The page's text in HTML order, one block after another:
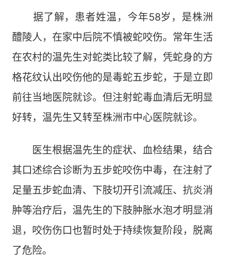
据了解，患者姓温，今年58岁，是株洲
醴陵人，在家中后院不慎被蛇咬伤。常年生活
在农村的温先生对蛇类比较了解，凭蛇身的方
格花纹认出咬伤他的是毒蛇五步蛇，于是立即
前往当地医院就诊。但注射蛇毒血清后无明显
好转，温先生又转至株洲市中心医院就诊。
医生根据温先生的症状、血检结果，结合
其口述综合诊断为五步蛇咬伤中毒，在注射了
足量五步蛇血清、下肢切开引流减压、抗炎消
肿等治疗后，温先生的下肢肿胀水泡才明显消
退，咬伤伤口也暂时处于持续恢复阶段，脱离
了危险。